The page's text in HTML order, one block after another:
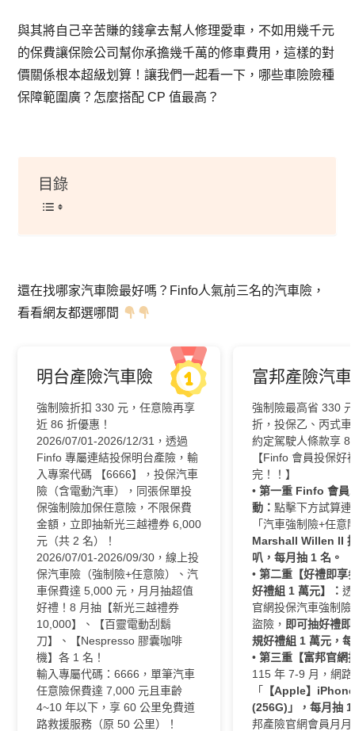
與其將自己辛苦賺的錢拿去幫人修理愛車，不如用幾千元
的保費讓保險公司幫你承擔幾千萬的修車費用，這樣的對
價關係根本超級划算！讓我們一起看一下，哪些車險險種
保障範圍廣？怎麼搭配 CP 值最高？
目錄
還在找哪家汽車險最好嗎？Finfo人氣前三名的汽車險，
看看網友都選哪間
明台產險汽車險
強制險折扣 330 元，任意險再享
近 86 折優惠！
2026/07/01-2026/12/31，透過
Finfo 專屬連結投保明台產險，輸
入專案代碼 【6666】，投保汽車
險（含電動汽車），同張保單投
保強制險加保任意險，不限保費
金額，立即抽新光三越禮券 6,000
元（共 2 名）！
2026/07/01-2026/09/30，線上投
保汽車險（強制險+任意險）、汽
車保費達 5,000 元，月月抽超值
好禮！8 月抽【新光三越禮券
10,000】、【百靈電動刮鬍
刀】、【Nespresso 膠囊咖啡
機】各 1 名！
輸入專屬代碼：6666，單筆汽車
任意險保費達 7,000 元且車齡
4~10 年以下，享 60 公里免費道
路救援服務（原 50 公里）！
富邦產險汽
強制險最高省 330
折，投保乙、丙式
約定駕駛人條款享
【Finfo 會員投保好
完！！】
•第一重 Finfo 會員
動：點擊下方試算
「汽車強制險+任意
Marshall Willen II
叭，每月抽 1 名。
•第二重【好禮即享
好禮組 1 萬元】：
官網投保汽車強制
盜險， 即可抽好禮
規好禮組 1 萬元，
•第三重【富邦官網
115 年 7-9 月，網
「
【Apple】
(256G)」，每月抽 1
邦產險官網會員月